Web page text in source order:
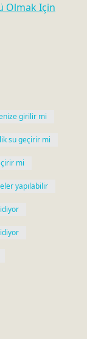
Olmak Için
girilir mi
su geçirir mi
mi
yapılabilir